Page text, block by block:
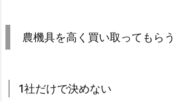
農機具を高く買い取ってもら
1社だけで決めない